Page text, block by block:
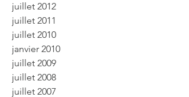
juillet 2012
juillet 2011
juillet 2010
janvier 2010
juillet 2009
juillet 2008
juillet 2007